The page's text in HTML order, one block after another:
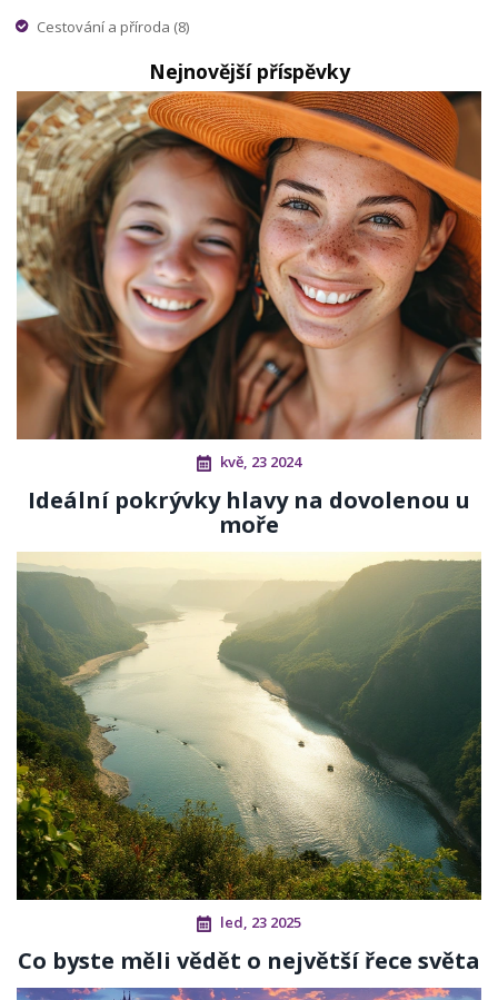
Cestování a příroda (8)
Nejnovější příspěvky
kvě, 23 2024
Ideální pokrývky hlavy na dovolenou u
moře
led, 23 2025
Co byste měli vědět o největší řece světa